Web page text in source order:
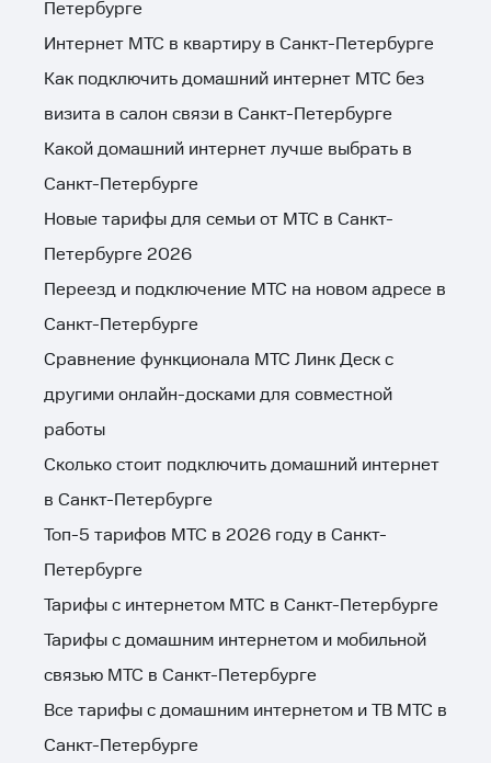
Петербурге
Интернет МТС в квартиру в Санкт-Петербурге
Как подключить домашний интернет МТС без
визита в салон связи в Санкт-Петербурге
Какой домашний интернет лучше выбрать в
Санкт-Петербурге
Новые тарифы для семьи от МТС в Санкт-
Петербурге 2026
Переезд и подключение МТС на новом адресе в
Санкт-Петербурге
Сравнение функционала МТС Линк Деск с
другими онлайн-досками для совместной
работы
Сколько стоит подключить домашний интернет
в Санкт-Петербурге
Топ-5 тарифов МТС в 2026 году в Санкт-
Петербурге
Тарифы с интернетом МТС в Санкт-Петербурге
Тарифы с домашним интернетом и мобильной
связью МТС в Санкт-Петербурге
Все тарифы с домашним интернетом и ТВ МТС в
Санкт-Петербурге